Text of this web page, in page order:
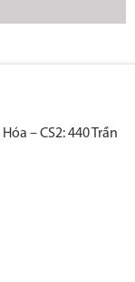
– CS2: 440 Trần